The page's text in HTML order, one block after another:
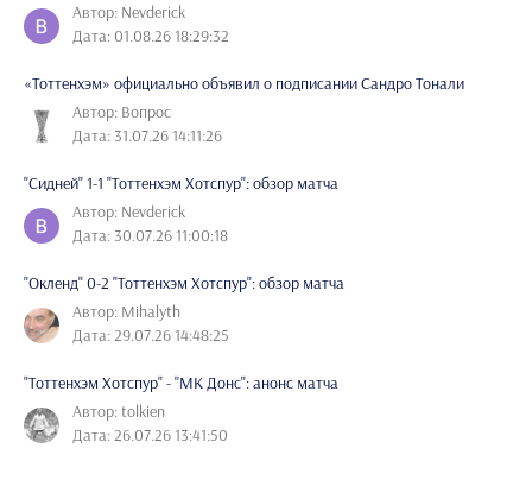
Автор: Nevderick
Дата: 01.08.26 18:29:32
«Тоттенхэм» официально объявил о подписании Сандро Тонали
Автор: Вопрос
Дата: 31.07.26 14:11:26
"Сидней" 1-1 "Тоттенхэм Хотспур": обзор матча
Автор: Nevderick
Дата: 30.07.26 11:00:18
"Окленд" 0-2 "Тоттенхэм Хотспур": обзор матча
Автор: Mihalyth
Дата: 29.07.26 14:48:25
"Тоттенхэм Хотспур" - "МК Донс": анонс матча
Автор: tolkien
Дата: 26.07.26 13:41:50